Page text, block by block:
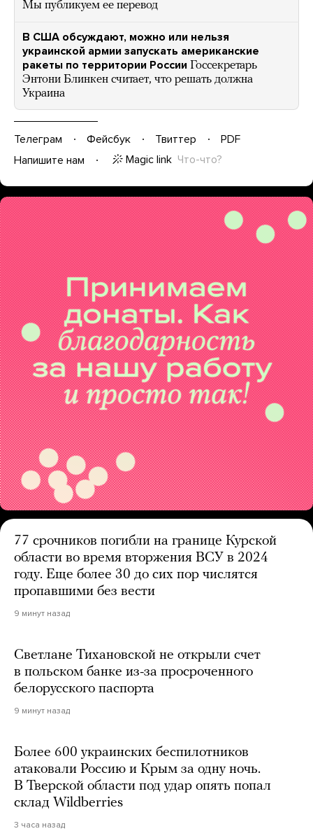
Мы публикуем ее перевод
В США обсуждают, можно или нельзя
украинской армии запускать американские
ракеты по территории России Госсекретарь
Энтони Блинкен считает, что решать должна
Украина
Телеграм Фейсбук Твиттер
PDF
Напишите нам
Magic link Что-что?
77 срочников погибли на границе Курской
области во время вторжения ВСУ в 2024
году. Еще более 30 до сих пор числятся
пропавшими без вести
9 минут назад
Светлане Тихановской не открыли счет
в польском банке из-за просроченного
белорусского паспорта
9 минут назад
Более 600 украинских беспилотников
атаковали Россию и Крым за одну ночь.
В Тверской области под удар опять попал
склад Wildberries
3 часа назад